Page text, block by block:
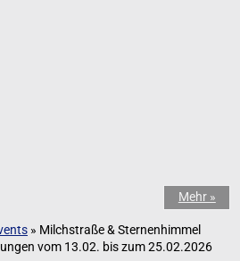
Mehr »
» Milchstraße & Sternenhimmel
vom 13.02. bis zum 25.02.2026